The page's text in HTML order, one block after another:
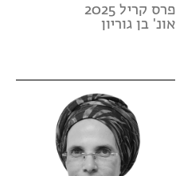
פרס קריל 2025
אונ' בן גוריון